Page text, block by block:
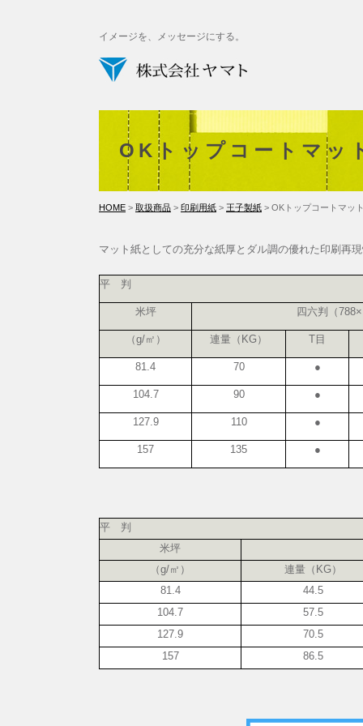
イメージを、メッセージにする。
OKトップコートマッ
HOME > 取扱商品 > 印刷用紙 > 王子製紙 > OKトップコートマッ
マット紙としての充分な紙厚とダル調の優れた印刷再
平 判
米坪 四六判（
（g/㎡） 連量（KG） T目
81.4 70 ●
104.7 90 ●
127.9 110 ●
157 135 ●
平 判
米坪
（g/㎡）
連量（KG）
81.4
44.5
104.7
57.5
127.9
70.5
157
86.5